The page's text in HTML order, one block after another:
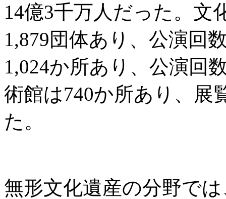
14億3千万人だった。文
1,879団体あり、公演回
1,024か所あり、公演回
術館は740か所あり、展
た。
無形文化遺産の分野で